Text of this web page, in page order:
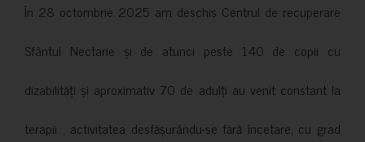
În 28 octombrie 2025 am deschis Centrul de recuperare
Sfântul Nectarie și de atunci peste 140 de copii cu
dizabilități și aproximativ 70 de adulți au venit constant la
terapii , activitatea desfășurându-se fără încetare, cu grad